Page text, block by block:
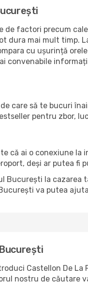
factori precum
dura mai mult timp.
cu ușurință
convenabile
care să te bucuri
pentru zbor,
că ai o conexiune
deși ar putea fi
București la
va putea
Castellon De
nostru de căutare